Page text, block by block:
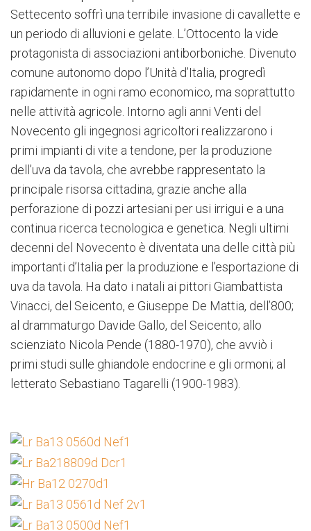
Settecento soffrì una terribile invasione di cavallette e
un periodo di alluvioni e gelate. L’Ottocento la vide
protagonista di associazioni antiborboniche. Divenuto
comune autonomo dopo l’Unità d’Italia, progredì
rapidamente in ogni ramo economico, ma soprattutto
nelle attività agricole. Intorno agli anni Venti del
Novecento gli ingegnosi agricoltori realizzarono i
primi impianti di vite a tendone, per la produzione
dell’uva da tavola, che avrebbe rappresentato la
principale risorsa cittadina, grazie anche alla
perforazione di pozzi artesiani per usi irrigui e a una
continua ricerca tecnologica e genetica. Negli ultimi
decenni del Novecento è diventata una delle città più
importanti d’Italia per la produzione e l’esportazione di
uva da tavola. Ha dato i natali ai pittori Giambattista
Vinacci, del Seicento, e Giuseppe De Mattia, dell’800;
al drammaturgo Davide Gallo, del Seicento; allo
scienziato Nicola Pende (1880-1970), che avviò i
primi studi sulle ghiandole endocrine e gli ormoni; al
letterato Sebastiano Tagarelli (1900-1983).